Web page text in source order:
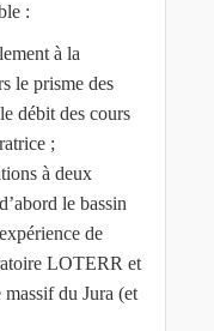
:
à la
le prisme des
débit des cours
;
à deux
le bassin
de
LOTERR et
du Jura (et